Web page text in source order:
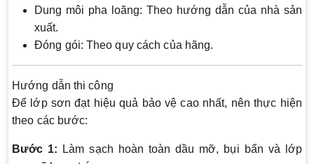
Dung môi pha loãng: Theo hướng dẫn của nhà sản
xuất.
Đóng gói: Theo quy cách của hãng.
Hướng dẫn thi công
Để lớp sơn đạt hiệu quả bảo vệ cao nhất, nên thực hiện
theo các bước:
Bước 1: Làm sạch hoàn toàn dầu mỡ, bụi bẩn và lớp